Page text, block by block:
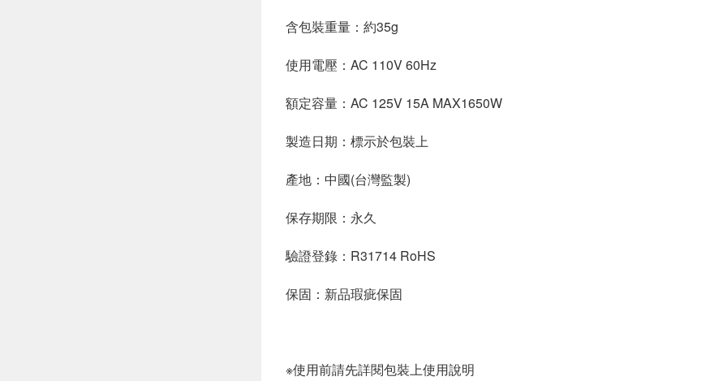
含包裝重量：約35g
使用電壓：AC 110V 60Hz
額定容量：AC 125V 15A MAX1650W
製造日期：標示於包裝上
產地：中國(台灣監製)
保存期限：永久
驗證登錄：R31714 RoHS
保固：新品瑕疵保固
※使用前請先詳閱包裝上使用說明